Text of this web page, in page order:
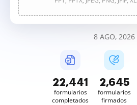
8 AGO, 2026
22,443
formularios
completados
2,645
formularios
firmados